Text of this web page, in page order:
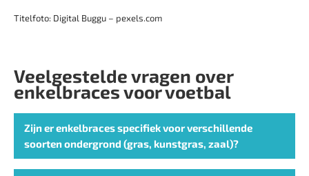
Titelfoto: Digital Buggu – pexels.com
Veelgestelde vragen over
enkelbraces voor voetbal
Zijn er enkelbraces specifiek voor verschillende
soorten ondergrond (gras, kunstgras, zaal)?